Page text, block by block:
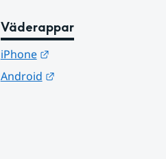
Väderappar
iPhone
Länk till annan
Android
Länk till annan